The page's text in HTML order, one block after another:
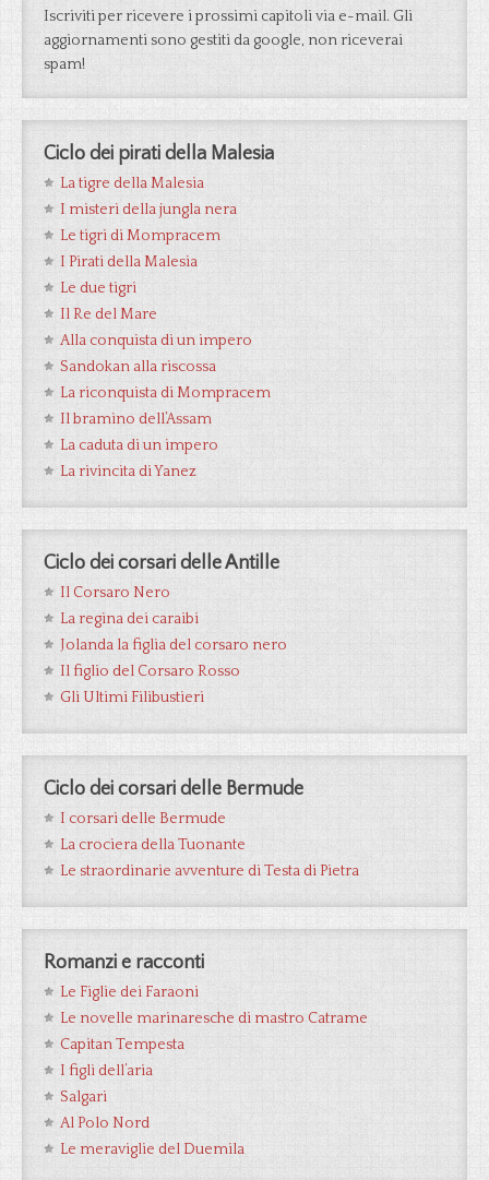
Iscriviti per ricevere i prossimi capitoli via e-mail. Gli
aggiornamenti sono gestiti da google, non riceverai
spam!
Ciclo dei pirati della Malesia
La tigre della Malesia
I misteri della jungla nera
Le tigri di Mompracem
I Pirati della Malesia
Le due tigri
Il Re del Mare
Alla conquista di un impero
Sandokan alla riscossa
La riconquista di Mompracem
Il bramino dell’Assam
La caduta di un impero
La rivincita di Yanez
Ciclo dei corsari delle Antille
Il Corsaro Nero
La regina dei caraibi
Jolanda la figlia del corsaro nero
Il figlio del Corsaro Rosso
Gli Ultimi Filibustieri
Ciclo dei corsari delle Bermude
I corsari delle Bermude
La crociera della Tuonante
Le straordinarie avventure di Testa di Pietra
Romanzi e racconti
Le Figlie dei Faraoni
Le novelle marinaresche di mastro Catrame
Capitan Tempesta
I figli dell’aria
Salgari
Al Polo Nord
Le meraviglie del Duemila